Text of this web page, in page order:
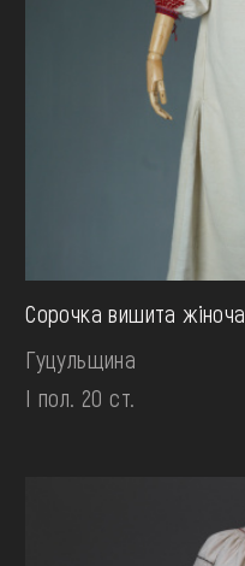
Сорочка вишита жіноча
Гуцульщина
І пол. 20 ст.